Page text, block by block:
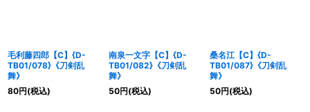
毛利藤四郎【C】{D-
TB01/078}《刀剣乱
舞》
80円(税込)
南泉一文字【C】{D-
TB01/082}《刀剣乱
舞》
50円(税込)
桑名江【C】{D-
TB01/087}《刀剣乱
舞》
50円(税込)